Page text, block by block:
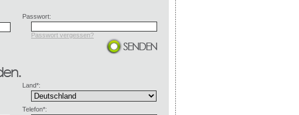
Passwort:
Passwort vergessen?
Land*:
Telefon*: